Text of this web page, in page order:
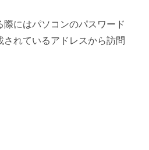
際にはパソコンのパスワード
されているアドレスから訪問